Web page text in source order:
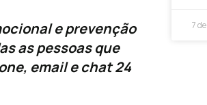
e prevenção
as pessoas que
email e chat 24
7